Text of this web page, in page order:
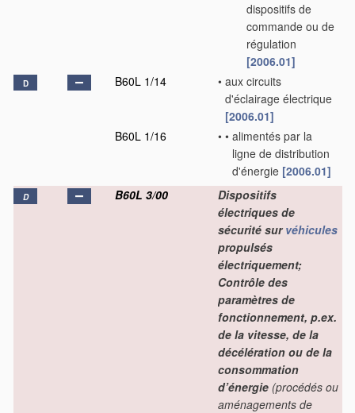
dispositifs de
commande ou de
régulation
[2006.01]
D B60L 1/14 • aux circuits
d'éclairage électrique
[2006.01]
B60L 1/16
• • alimentés par la
ligne de distribution
d'énergie [2006.01]
D B60L 3/00
Dispositifs
électriques de
sécurité survéhicules
propulsés
électriquement;
Contrôle des
paramètres de
fonctionnement, p.ex.
de la vitesse, de la
décélération ou de la
consommation
d’énergie (procédés ou
aménagements de